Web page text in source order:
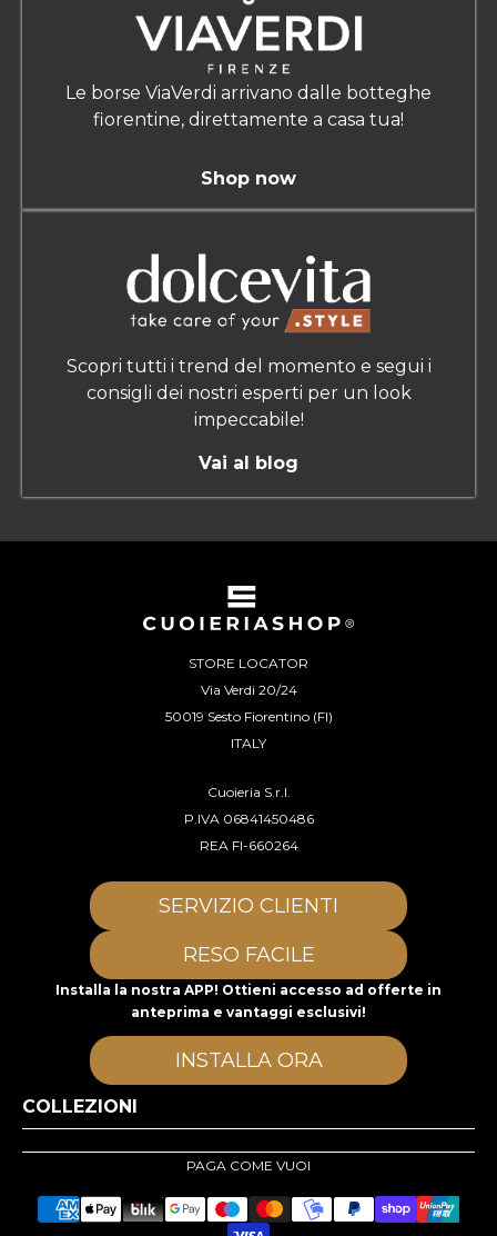
Le borse ViaVerdi arrivano dalle botteghe
fiorentine, direttamente a casa tua!
Shop now
Scopri tutti i trend del momento e segui i
consigli dei nostri esperti per un look
impeccabile!
Vai al blog
STORE LOCATOR
Via Verdi 20/24
50019 Sesto Fiorentino (FI)
ITALY
Cuoieria S.r.l.
P.IVA 06841450486
REA FI-660264
SERVIZIO CLIENTI
RESO FACILE
Installa la nostra APP! Ottieni accesso ad offerte in
anteprima e vantaggi esclusivi!
INSTALLA ORA
COLLEZIONI
PAGA COME VUOI